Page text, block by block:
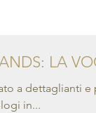
LA
a dettaglianti
in...